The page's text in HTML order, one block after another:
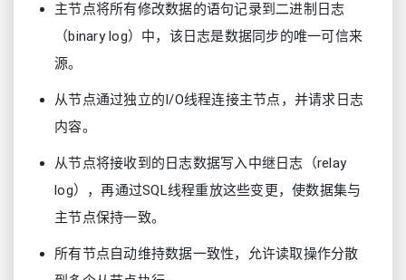
主节点将所有修改数据的语句记录到二进制日志
（binary log）中，该日志是数据同步的唯一可信来
源。
从节点通过独立的I/O线程连接主节点，并请求日志
内容。
从节点将接收到的日志数据写入中继日志（relay
log），再通过SQL线程重放这些变更，使数据集与
主节点保持一致。
所有节点自动维持数据一致性，允许读取操作分散